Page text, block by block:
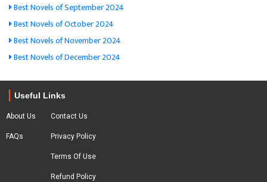
Best Novels of September 2024
Best Novels of October 2024
Best Novels of November 2024
Best Novels of December 2024
Useful Links
About Us
FAQs
Contact Us
Privacy Policy
Terms Of Use
Refund Policy